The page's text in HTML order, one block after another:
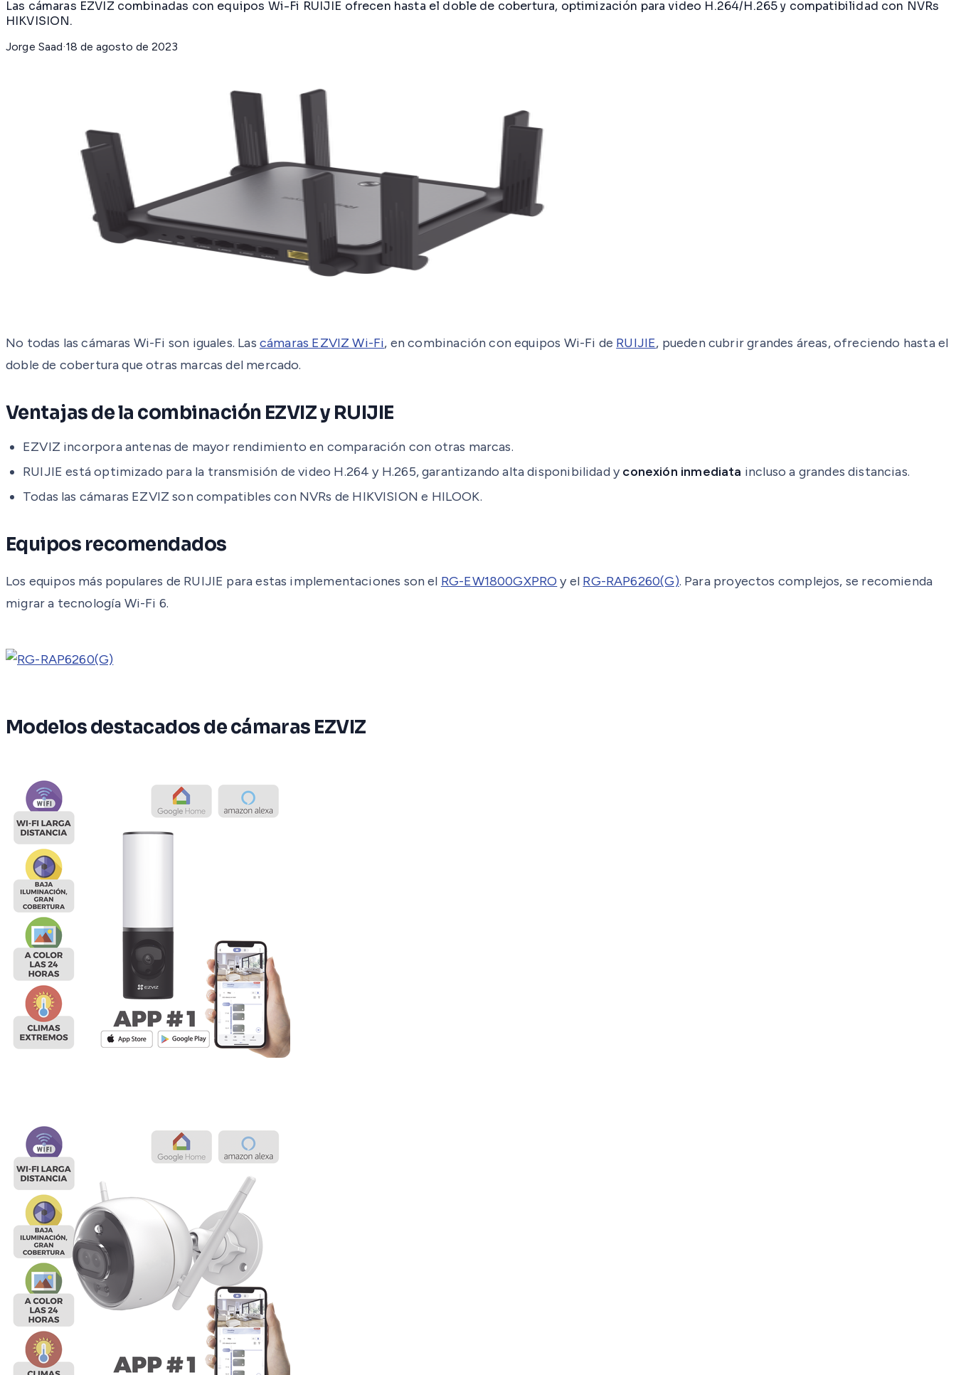
Las cámaras EZVIZ combinadas con equipos Wi-Fi RUIJIE ofrecen hasta el doble de cobertura, optimización para video H.264/H.265 y compatibilidad con NVRs
HIKVISION.
Jorge Saad·18 de agosto de 2023
No todas las cámaras Wi-Fi son iguales. Las cámaras EZVIZ Wi-Fi, en combinación con equipos Wi-Fi de RUIJIE, pueden cubrir grandes áreas, ofreciendo hasta el
doble de cobertura que otras marcas del mercado.
Ventajas de la combinación EZVIZ y RUIJIE
EZVIZ incorpora antenas de mayor rendimiento en comparación con otras marcas.
RUIJIE está optimizado para la transmisión de video H.264 y H.265, garantizando alta disponibilidad yconexión inmediata incluso a grandes distancias.
Todas las cámaras EZVIZ son compatibles con NVRs de HIKVISION e HILOOK.
Equipos recomendados
Los equipos más populares de RUIJIE para estas implementaciones son el RG-EW1800GXPRO y el RG-RAP6260(G). Para proyectos complejos, se recomienda
migrar a tecnología Wi-Fi 6.
Modelos destacados de cámaras EZVIZ